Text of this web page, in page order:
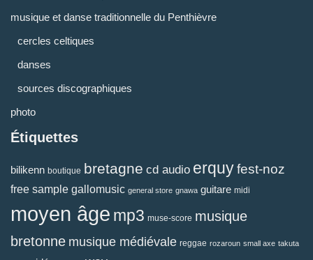
musique et danse traditionnelle du Penthièvre
cercles celtiques
danses
sources discographiques
photo
Étiquettes
bilikenn boutique bretagne cd audio erquyfest-noz
free sample gallomusic general store gnawa guitare midi
moyen âge mp3 muse-score musique
bretonne musique médiévale reggae rozaroun small axe takuta